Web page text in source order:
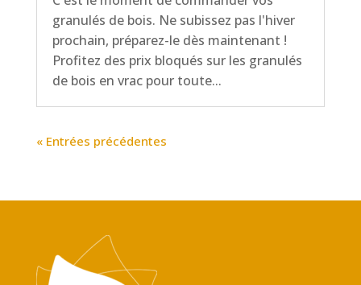
granulés de bois. Ne subissez pas l'hiver
prochain, préparez-le dès maintenant !
Profitez des prix bloqués sur les granulés
de bois en vrac pour toute...
« Entrées précédentes